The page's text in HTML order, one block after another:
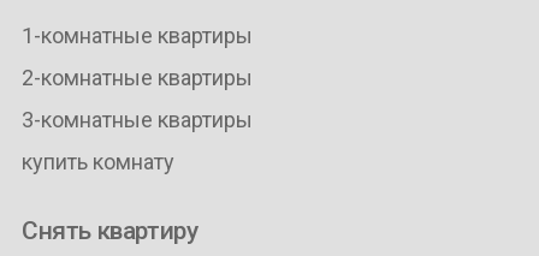
1-комнатные квартиры
2-комнатные квартиры
3-комнатные квартиры
купить комнату
Снять квартиру